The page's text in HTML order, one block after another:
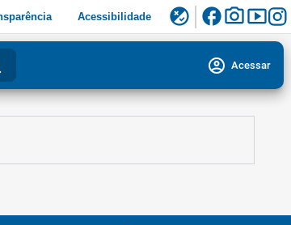
Acessibilidade flaky facebookphoto_camerasmart_display
account_circle Acessar